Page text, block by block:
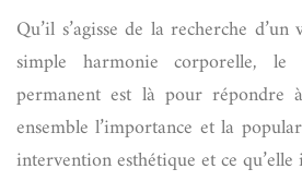
Qu’il s’agisse de la recherche
simple harmonie corporelle, le
permanent est là pour répondre
ensemble l’importance et la
intervention esthétique et ce